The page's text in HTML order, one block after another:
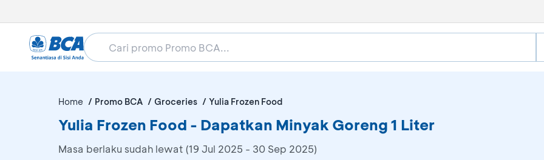
Home Promo BCA Groceries Yulia Frozen Food
Yulia Frozen Food - Dapatkan Minyak Goreng 1 Liter
Masa berlaku sudah lewat (19 Jul 2025 - 30 Sep 2025)